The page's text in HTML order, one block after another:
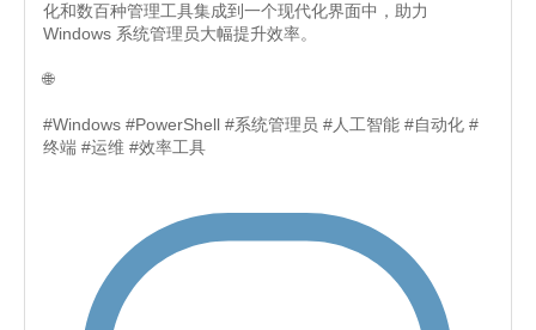
化和数百种管理工具集成到一个现代化界面中，助力
Windows 系统管理员大幅提升效率。
🌐
#Windows #PowerShell #系统管理员 #人工智能 #自动化 #
终端 #运维 #效率工具